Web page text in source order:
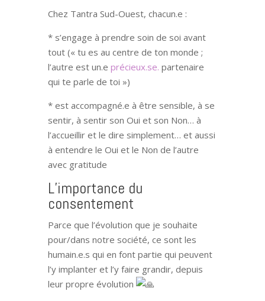
Chez Tantra Sud-Ouest, chacun.e :
* s’engage à prendre soin de soi avant
tout (« tu es au centre de ton monde ;
l’autre est un.e précieux.se. partenaire
qui te parle de toi »)
* est accompagné.e à être sensible, à se
sentir, à sentir son Oui et son Non… à
l’accueillir et le dire simplement… et aussi
à entendre le Oui et le Non de l’autre
avec gratitude
L’importance du
consentement
Parce que l’évolution que je souhaite
pour/dans notre société, ce sont les
humain.e.s qui en font partie qui peuvent
l’y implanter et l’y faire grandir, depuis
leur propre évolution